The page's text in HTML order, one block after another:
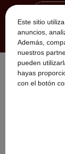
Este sitio
anuncios,
Además,
nuestros
pueden
hayas
con el botón
Inicio > Utara >